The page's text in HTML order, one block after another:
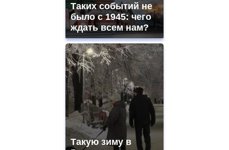
https://www.replicasrelojes.to/
Таких событий не
было с 1945: чего
ждать всем нам?
Такую зиму в